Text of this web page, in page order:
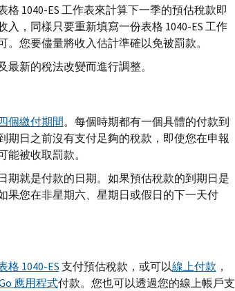
1040-ES 工作表來計算下一季的預估稅款即
，同樣只要重新填寫一份表格 1040-ES 工作
您要儘量將收入估計準確以免被罰款。
新的稅法改變而進行調整。
個繳付期間。每個時期都有一個具體的付款到
期日之前沒有支付足夠的稅款，即使您在申報
被收取罰款。
期就是付款的日期。如果預估稅款的到期日是
果您在非星期六、星期日或假日的下一天付
格 1040-ES支付預估稅款，或可以線上付款 ，
應用程式付款。您也可以透過您的線上帳戶支